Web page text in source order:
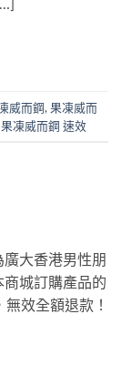
威而鋼, 果凍威而
果凍威而鋼 速效
大香港男性朋
城訂購產品的
效全額退款！